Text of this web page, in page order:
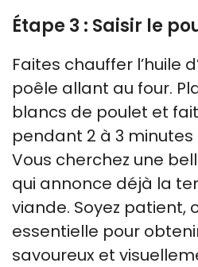
Étape 3 : Saisir le
Faites chauffer l’huile
poêle allant au four.
blancs de poulet et
pendant 2 à 3
Vous cherchez une
qui annonce déjà la
viande. Soyez patient,
essentielle pour
savoureux et